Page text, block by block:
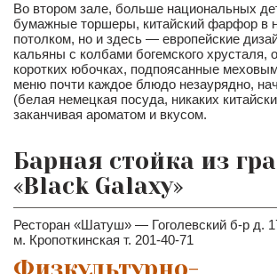
Во втором зале, больше национальных
бумажные торшеры, китайский фарфор в
потолком, но и здесь — европейские
кальяны с колбами богемского хрусталя,
коротких юбочках, подпоясанные
меню почти каждое блюдо незаурядно,
(белая немецкая посуда, никаких
заканчивая ароматом и вкусом.
Барная стойка из
«Black Galaxy»
Ресторан «Шатуш» — Гоголевский б-р д.
м. Кропоткинская т. 201-40-71
Физкультурно-